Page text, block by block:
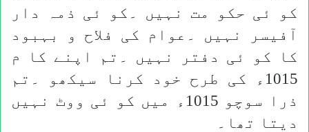
کو ئی حکو مت نہیں ۔کو ئی ذمہ دار
آفیسر نہیں ۔عوام کی فلاح و بہبود
کا کو ئی دفتر نہیں ۔تم اپنے کا م
1015ء کی طرح خود کرنا سیکھو ۔تم
ذرا سوچو 1015ء میں کو ئی ووٹ نہیں
دیتا تھا۔